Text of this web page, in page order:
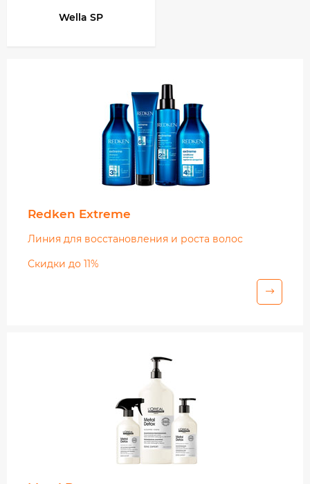
Wella SP
Redken Extreme
Линия для восстановления и роста волос
Скидки до 11%